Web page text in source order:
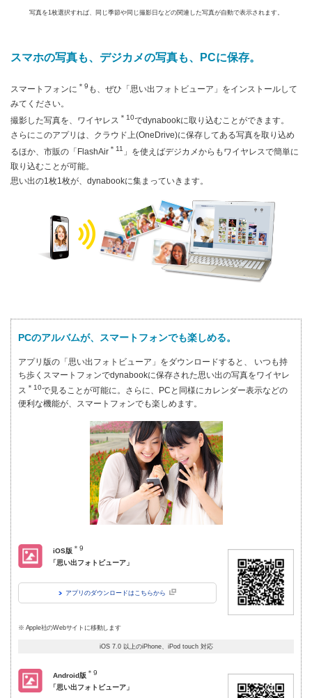
写真を1枚選択すれば、同じ季節や同じ撮影日などの関連した写真が自動で表示されます。
スマホの写真も、デジカメの写真も、 PCに保存。
スマートフォンに ＊9 も、ぜひ「思い出フォトビューア」をインストールして
みてください。
撮影した写真を、ワイヤレス ＊10でdynabookに取り込むことができます。
さらにこのアプリは、クラウド上(OneDrive)に保存してある写真を取り込め
るほか、市販の「FlashAir ＊11 」を使えばデジカメからもワイヤレスで簡単に
取り込むことが可能。
思い出の1枚1枚が、dynabookに集まっていきます。
PCのアルバムが、スマートフォンでも楽しめる。
アプリ版の「思い出フォトビューア」をダウンロードすると、
いつも持
ち歩くスマートフォンでdynabookに保存された思い出の写真をワイヤレ
ス ＊10で見ることが可能に。さらに、PCと同様にカレンダー表示などの
便利な機能が、 スマートフォンでも楽しめます。
iOS版 ＊9
「思い出フォトビューア」
アプリのダウンロードは こちらから
※ Apple社のWebサイトに移動します
iOS 7.0 以上のiPhone、iPod touch 対応
Android版 ＊9
「思い出フォトビューア」